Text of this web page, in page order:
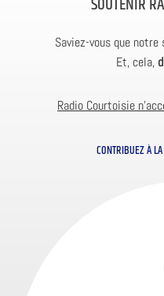
Saviez-vous que
Et, cela,
Radio Courtoisie
CONTRIBUEZ À